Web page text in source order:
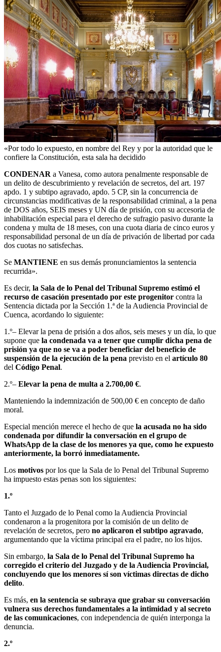
«Por todo lo expuesto, en nombre del Rey y por la autoridad que le
confiere la Constitución, esta sala ha decidido
CONDENAR a Vanesa, como autora penalmente responsable de
un delito de descubrimiento y revelación de secretos, del art. 197
apdo. 1 y subtipo agravado, apdo. 5 CP, sin la concurrencia de
circunstancias modificativas de la responsabilidad criminal, a la pena
de DOS años, SEIS meses y UN día de prisión, con su accesoria de
inhabilitación especial para el derecho de sufragio pasivo durante la
condena y multa de 18 meses, con una cuota diaria de cinco euros y
responsabilidad personal de un día de privación de libertad por cada
dos cuotas no satisfechas.
Se MANTIENE en sus demás pronunciamientos la sentencia
recurrida».
Es decir, la Sala de lo Penal del Tribunal Supremo estimó el
recurso de casación presentado por este progenitor contra la
Sentencia dictada por la Sección 1.ª de la Audiencia Provincial de
Cuenca, acordando lo siguiente:
1.º– Elevar la pena de prisión a dos años, seis meses y un día, lo que
supone que la condenada va a tener que cumplir dicha pena de
prisión ya que no se va a poder beneficiar del beneficio de
suspensión de la ejecución de la pena previsto en el artículo 80
del Código Penal.
2.º– Elevar la pena de multa a 2.700,00 €.
Manteniendo la indemnización de 500,00 € en concepto de daño
moral.
Especial mención merece el hecho de que la acusada no ha sido
condenada por difundir la conversación en el grupo de
WhatsApp de la clase de los menores ya que, como he expuesto
anteriormente, la borró inmediatamente.
Los motivos por los que la Sala de lo Penal del Tribunal Supremo
ha impuesto estas penas son los siguientes:
1.º
Tanto el Juzgado de lo Penal como la Audiencia Provincial
condenaron a la progenitora por la comisión de un delito de
revelación de secretos, pero no aplicaron el subtipo agravado,
argumentando que la víctima principal era el padre, no los hijos.
Sin embargo, la Sala de lo Penal del Tribunal Supremo ha
corregido el criterio del Juzgado y de la Audiencia Provincial,
concluyendo que los menores sí son víctimas directas de dicho
delito.
Es más, en la sentencia se subraya que grabar su conversación
vulnera sus derechos fundamentales a la intimidad y al secreto
de las comunicaciones, con independencia de quién interponga la
denuncia.
2.º